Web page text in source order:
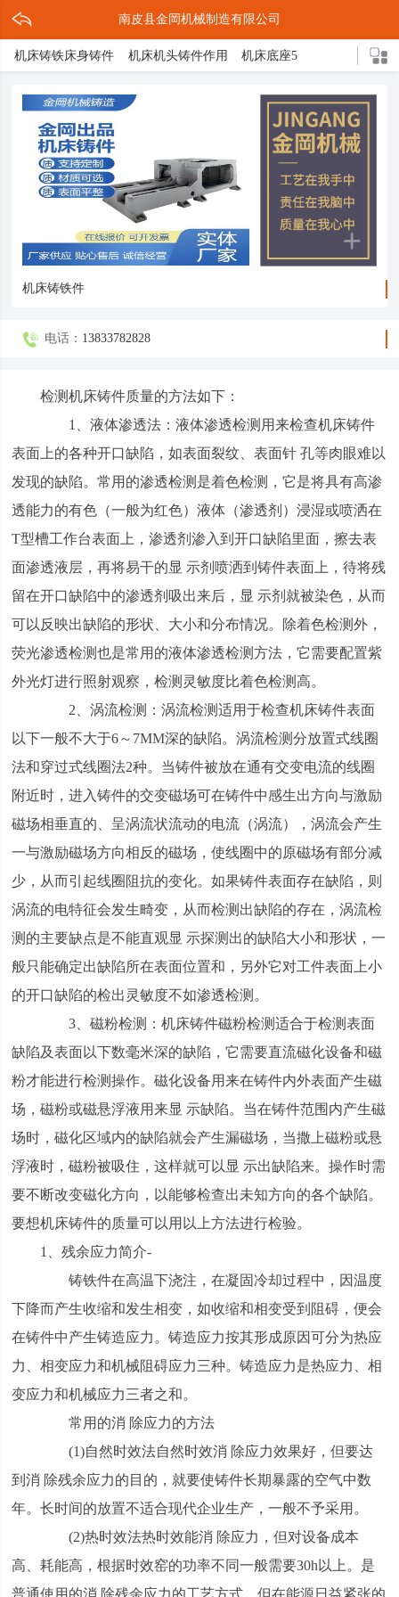
南皮县金岡机械制造有限公司
机床铸铁床身铸件 机床机头铸件作用 机床底座5
灰铁机床轴承座
球形立柱 机床铸件5 灰铁机头铸件
压铸缩孔原因解决措施 球铁铸造三大亮点 机床底座铸造方式
轴承支架 箱体铸件 机床床脚 球墨铸件
球体磨床 机床铸铁 球铁铸件介绍
机床铸铁件
电话： 13833782828
检测机床铸件质量的方法如下：
1、液体渗透法：液体渗透检测用来检查机床铸件
表面上的各种开口缺陷，如表面裂纹、表面针 孔等肉眼难以
发现的缺陷。常用的渗透检测是着色检测，它是将具有高渗
透能力的有色（一般为红色）液体（渗透剂）浸湿或喷洒在
T型槽工作台表面上，渗透剂渗入到开口缺陷里面，擦去表
面渗透液层，再将易干的显 示剂喷洒到铸件表面上，待将残
留在开口缺陷中的渗透剂吸出来后，显 示剂就被染色，从而
可以反映出缺陷的形状、大小和分布情况。除着色检测外，
荧光渗透检测也是常用的液体渗透检测方法，它需要配置紫
外光灯进行照射观察，检测灵敏度比着色检测高。
2、涡流检测：涡流检测适用于检查机床铸件表面
以下一般不大于6～7MM深的缺陷。涡流检测分放置式线圈
法和穿过式线圈法2种。当铸件被放在通有交变电流的线圈
附近时，进入铸件的交变磁场可在铸件中感生出方向与激励
磁场相垂直的、呈涡流状流动的电流（涡流），涡流会产生
一与激励磁场方向相反的磁场，使线圈中的原磁场有部分减
少，从而引起线圈阻抗的变化。如果铸件表面存在缺陷，则
涡流的电特征会发生畸变，从而检测出缺陷的存在，涡流检
测的主要缺点是不能直观显 示探测出的缺陷大小和形状，一
般只能确定出缺陷所在表面位置和，另外它对工件表面上小
的开口缺陷的检出灵敏度不如渗透检测。
3、磁粉检测：机床铸件磁粉检测适合于检测表面
缺陷及表面以下数毫米深的缺陷，它需要直流磁化设备和磁
粉才能进行检测操作。磁化设备用来在铸件内外表面产生磁
场，磁粉或磁悬浮液用来显 示缺陷。当在铸件范围内产生磁
场时，磁化区域内的缺陷就会产生漏磁场，当撒上磁粉或悬
浮液时，磁粉被吸住，这样就可以显 示出缺陷来。操作时需
要不断改变磁化方向，以能够检查出未知方向的各个缺陷。
要想机床铸件的质量可以用以上方法进行检验。
1、残余应力简介-
铸铁件在高温下浇注，在凝固冷却过程中，因温度
下降而产生收缩和发生相变，如收缩和相变受到阻碍，便会
在铸件中产生铸造应力。铸造应力按其形成原因可分为热应
力、相变应力和机械阻碍应力三种。铸造应力是热应力、相
变应力和机械应力三者之和。
常用的消 除应力的方法
(1)自然时效法自然时效消 除应力效果好，但要达
到消 除残余应力的目的，就要使铸件长期暴露的空气中数
年。长时间的放置不适合现代企业生产，一般不予采用。
(2)热时效法热时效能消 除应力，但对设备成本
高、耗能高，根据时效窑的功率不同一般需要30h以上。是
普通使用的消 除残余应力的工艺方式。但在能源日益紧张的